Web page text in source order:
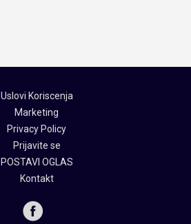
Uslovi Koriscenja
Marketing
Privacy Policy
Prijavite se
POSTAVI OGLAS
Kontakt